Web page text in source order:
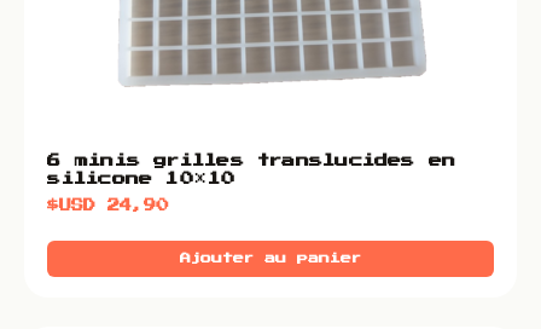
6 minis grilles translucides en
silicone 10×10
$USD24,90
Ajouter au panier